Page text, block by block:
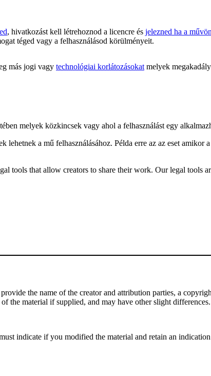
, hivatkozást kell létrehoznod a licencre és jelezned ha a
téged vagy a felhasználásod körülményeit.
más jogi vagy technológiai korlátozásokat melyek
melyek közkincsek vagy ahol a felhasználást egy
a mű felhasználásához. Példa erre az az eset amikor
tools that allow creators to share their work. Our legal tools
the name of the creator and attribution parties, a
the material if supplied, and may have other slight differences.
indicate if you modified the material and retain an